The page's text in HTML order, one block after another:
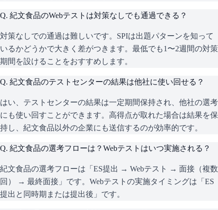
Q. 紀文食品のWebテストは対策なしでも通過できる？
対策なしでの通過は難しいです。SPIは出題パターンを知って
いるかどうかで大きく差がつきます。最低でも1〜2週間の対策
期間を設けることをおすすめします。
Q. 紀文食品のテストセンターの結果は他社に使い回せる？
はい、テストセンターの結果は一定期間保持され、他社の選考
にも使い回すことができます。高得点が取れた場合は結果を保
持し、紀文食品以外の企業にも送信するのが効率的です。
Q. 紀文食品の選考フローは？Webテストはいつ実施される？
紀文食品の選考フローは「ES提出 → Webテスト → 面接（複数
回） → 最終面接」です。Webテストの実施タイミングは「ES
提出と同時期または提出後」です。